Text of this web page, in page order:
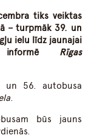
tiks veiktas
– turpmāk 39. un
ielu līdz jaunajai
Rīgas
56. autobusa
.
būs jauns